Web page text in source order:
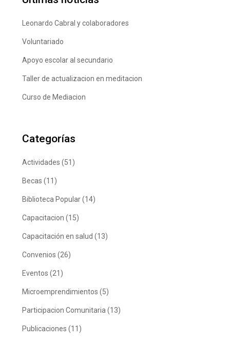
Leonardo Cabral y colaboradores
Voluntariado
Apoyo escolar al secundario
Taller de actualizacion en meditacion
Curso de Mediacion
Categorías
Actividades (51)
Becas (11)
Biblioteca Popular(14)
Capacitacion (15)
Capacitación en salud (13)
Convenios (26)
Eventos (21)
Microemprendimientos (5)
Participacion Comunitaria(13)
Publicaciones (11)